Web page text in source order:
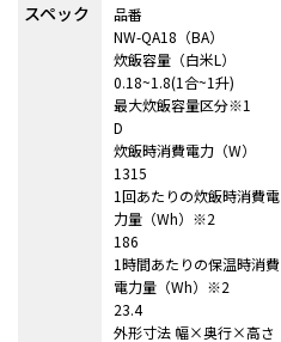
スペック
品番
NW-QA18（BA）
炊飯容量（白米L）
0.18~1.8(1合~1升)
最大炊飯容量区分※1
D
炊飯時消費電力（W）
1315
1回あたりの炊飯時消費電
力量（Wh）※2
186
1時間あたりの保温時消費
電力量（Wh）※2
23.4
外形寸法 幅×奥行×高さ